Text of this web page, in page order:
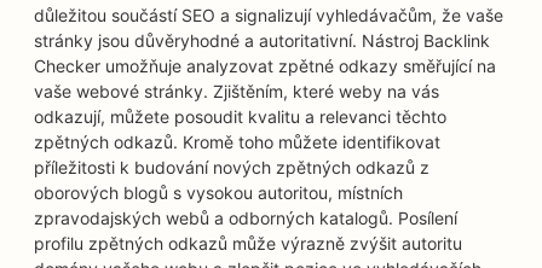
důležitou součástí SEO a signalizují vyhledávačům, že vaše
stránky jsou důvěryhodné a autoritativní. Nástroj Backlink
Checker umožňuje analyzovat zpětné odkazy směřující na
vaše webové stránky. Zjištěním, které weby na vás
odkazují, můžete posoudit kvalitu a relevanci těchto
zpětných odkazů. Kromě toho můžete identifikovat
příležitosti k budování nových zpětných odkazů z
oborových blogů s vysokou autoritou, místních
zpravodajských webů a odborných katalogů. Posílení
profilu zpětných odkazů může výrazně zvýšit autoritu